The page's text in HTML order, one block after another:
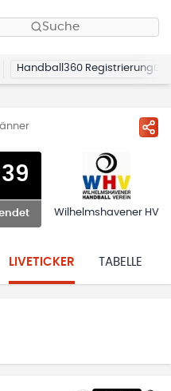
Suche
Handball360 Registrierung
39
Wilhelmshavener HV
LIVETICKER TABELLE